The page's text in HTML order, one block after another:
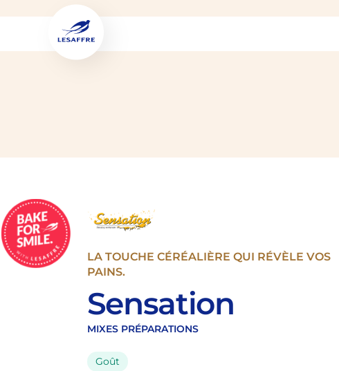
Sensation
LA TOUCHE CÉRÉALIÈRE QUI RÉVÈLE VOS
PAINS.
Goût
MIXES PRÉPARATIONS